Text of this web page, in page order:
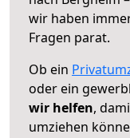
wir haben
Fragen parat.
Ob ein
oder ein
wir helfen,
umziehen